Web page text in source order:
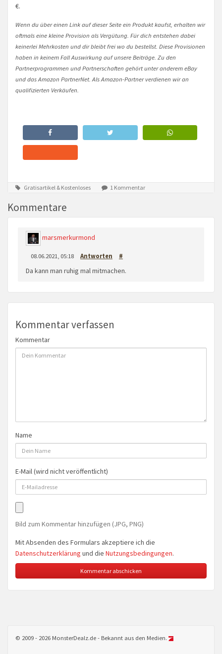
€.
Wenn du über einen Link auf dieser Seite ein Produkt kaufst, erhalten wir
oftmals eine kleine Provision als Vergütung. Für dich entstehen dabei
keinerlei Mehrkosten und dir bleibt frei wo du bestellst. Diese Provisionen
haben in keinem Fall Auswirkung auf unsere Beiträge. Zu den
Partnerprogrammen und Partnerschaften gehört unter anderem eBay
und das Amazon PartnerNet. Als Amazon-Partner verdienen wir an
qualifizierten Verkäufen.
Gratisartikel & Kostenloses 1 Kommentar
Kommentare
marsmerkurmond
08.06.2021, 05:18 Antworten #
Da kann man ruhig mal mitmachen.
Kommentar verfassen
Kommentar
Name
E-Mail (wird nicht veröffentlicht)
Bild zum Kommentar hinzufügen (JPG, PNG)
Mit Absenden des Formulars akzeptiere ich die
Datenschutzerklärung und die Nutzungsbedingungen.
© 2009 - 2026 MonsterDealz.de - Bekannt aus den Medien.